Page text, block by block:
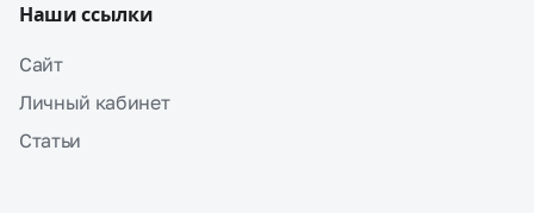
Наши ссылки
Сайт
Личный кабинет
Статьи